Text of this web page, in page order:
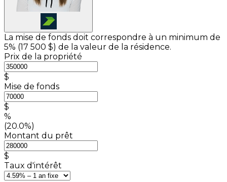
La mise de fonds doit correspondre à un minimum de
5% (17 500 $) de la valeur de la résidence.
Prix de la propriété
$
Mise de fonds
$
%
(20.0%)
Montant du prêt
$
Taux d'intérêt